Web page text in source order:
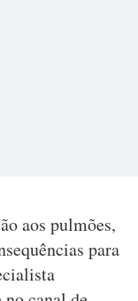
aos pulmões,
para